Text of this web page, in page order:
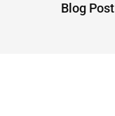
Blog Post